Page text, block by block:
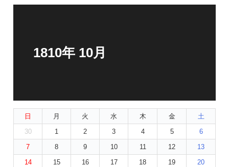
1810年 10月
日 月 火 水 木 金
土
30
1 2 3 4 5
6
7
8 9 10 11 12
13
14
15 16 17 18 19
20